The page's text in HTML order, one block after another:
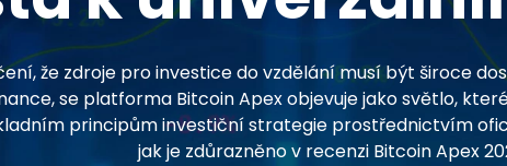
že zdroje pro investice do vzdělání musí být široce
se platforma Bitcoin Apex objevuje jako světlo,
principům investiční strategie prostřednictvím
jak je zdůrazněno v recenzi Bitcoin Apex